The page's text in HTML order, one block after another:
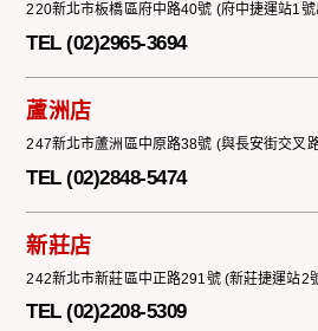
220新北市板橋區府中路40號 (府中捷運站1
TEL (02)2965-3694
蘆洲店
247新北市蘆洲區中原路38號 (與長安街交叉
TEL (02)2848-5474
新莊店
242新北市新莊區中正路291號 (新莊捷運站2
TEL (02)2208-5309